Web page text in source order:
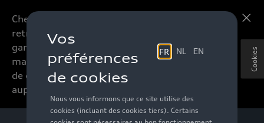
Chers accessoires-lovers,
retrouvez dorénavant toute la
gamme d’accessoires de votre
marque préférée sous forme
de catalogue à commander
auprès de votre distributeur.
Cookies